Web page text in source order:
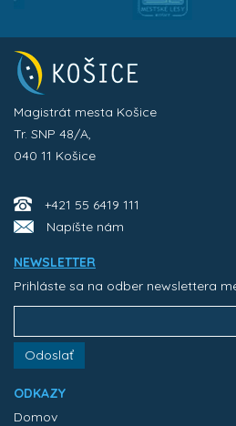
Magistrát mesta Košice
Tr. SNP 48/A,
040 11 Košice
+421 55 6419 111
Napíšte nám
NEWSLETTER
Prihláste sa na odber newslettera
Odoslať
ODKAZY
Domov